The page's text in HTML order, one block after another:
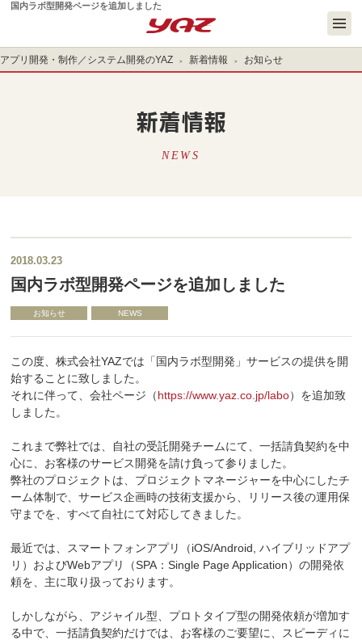
国内ラボ型開発ページを追加しました
アプリ開発・制作／システム開発のYAZ 新着情報 お知らせ
新着情報
NEWS
2018.03.23
国内ラボ型開発ページを追加しました
お知らせ NEWS
この度、株式会社YAZでは「国内ラボ型開発」サービスの提供を開
始することに致しました。
それに伴って、会社ページ（https://www.yaz.co.jp/labo）を追加致
しました。
これまで弊社では、自社の受託開発チームにて、一括請負契約を中
心に、お客様のサービス開発を請け負って参りました。
弊社のプロジェクトは、プロジェクトマネージャーを中心にしたチ
ーム体制で、サービス企画時の技術支援から、リリース後の運用保
守までを、すべて自社にて対応してきました。
最近では、スマートフォンアプリ（iOS/Android, ハイブリッドアプ
リ）およびWebアプリ（SPA：Single Page Application）の開発依
頼を、主に取り扱っております。
しかしながら、アジャイル型、プロトタイプ型の開発依頼が増加す
る中で、一括請負契約だけでは、お客様のご要望に、スピーディに